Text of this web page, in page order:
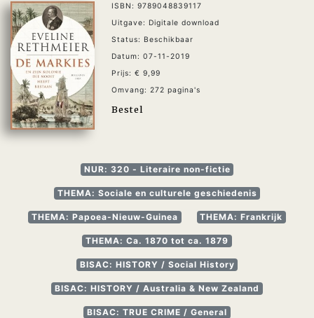
ISBN: 9789048839117
Uitgave: Digitale download
Status: Beschikbaar
Datum: 07-11-2019
Prijs: € 9,99
Omvang: 272 pagina's
Bestel
NUR: 320 - Literaire non-fictie
THEMA: Sociale en culturele geschiedenis
THEMA: Papoea-Nieuw-Guinea THEMA: Frankrijk
THEMA: Ca. 1870 tot ca. 1879
BISAC: HISTORY / Social History
BISAC: HISTORY / Australia & New Zealand
BISAC: TRUE CRIME / General